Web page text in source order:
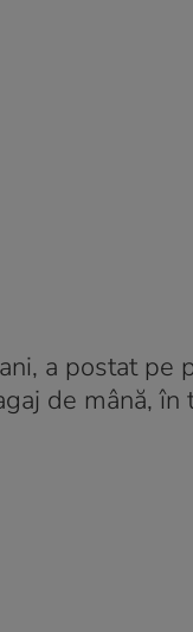
a postat pe
de mână,